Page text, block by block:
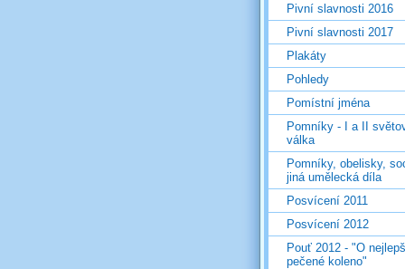
Pivní slavnosti 2016
Pivní slavnosti 2017
Plakáty
Pohledy
Pomístní jména
Pomníky - I a II
válka
Pomníky, obelisky,
jiná umělecká díla
Posvícení 2011
Posvícení 2012
Pouť 2012 - "O
pečené koleno"